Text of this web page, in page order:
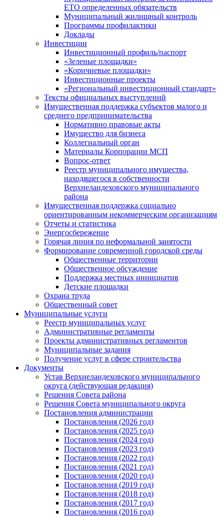
ЕТО определенных обязательств
Муниципальный жилищный контроль
Программы профилактики
Доклады
Инвестиции
Инвестиционный профиль/паспорт
«Зеленые площадки»
«Коричневые площадки»
Инвестиционные проекты
«Региональный инвестиционный стандарт»
Тексты официальных выступлений
Имущественная поддержка субъектов малого и
среднего предпринимательства
Нормативно правовые акты
Имущество для бизнеса
Коллегиальный орган
Материалы Корпорации МСП
Вопрос-ответ
Реестр муниципального имущества,
находящегося в собственности
Верхнеландеховского муниципального
района
Имущественная поддержка социально
ориентированным некоммерческим организациям
Отчеты и статистика
Энергосбережение
Горячая линия по неформальной занятости
Формирование современной городской среды
Общественные территории
Общественное обсуждение
Поддержка местных иннициатив
Детские площадки
Охрана труда
Общественный совет
Муниципальные услуги
Реестр муниципальных услуг
Административные регламенты
Проекты административных регламентов
Муниципальные задания
Получение услуг в сфере строительства
Документы
Устав Верхнеландеховского муниципального
округа (действующая редакция)
Решения Совета района
Решения Совета муниципального округа
Постановления администрации
Постановления (2026 год)
Постановления (2025 год)
Постановления (2024 год)
Постановления (2023 год)
Постановления (2022 год)
Постановления (2021 год)
Постановления (2020 год)
Постановления (2019 год)
Постановления (2018 год)
Постановления (2017 год)
Постановления (2016 год)